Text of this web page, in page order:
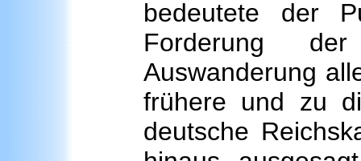
bedeutete der
Forderung
Auswanderung
frühere und zu
deutsche